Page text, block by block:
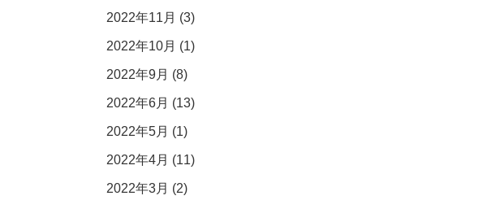
2022年11月 (3)
2022年10月 (1)
2022年9月 (8)
2022年6月 (13)
2022年5月 (1)
2022年4月 (11)
2022年3月 (2)